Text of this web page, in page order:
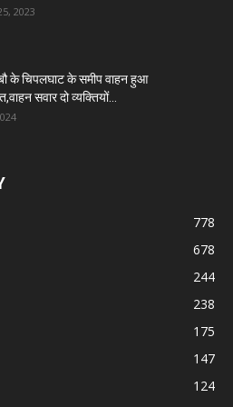
2023
के चिपलघाट के समीप वाहन हुआ
सवार दो व्यक्तियों...
778
678
244
238
175
147
124